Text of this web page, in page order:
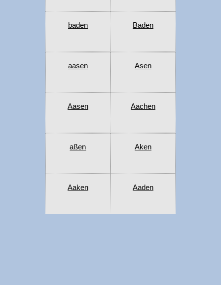
baden Baden
aasen Asen
Aasen Aachen
aßen Aken
Aaken Aaden